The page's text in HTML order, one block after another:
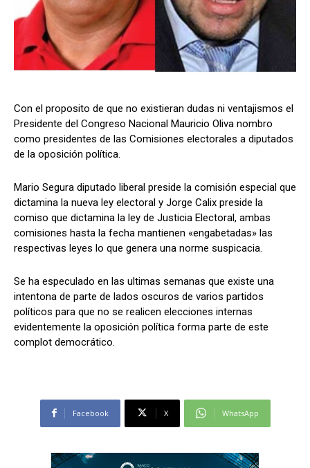
Comparta
Facebook X WhatsApp
Síganos
Comparta
Facebook X WhatsApp
Síganos
Con el proposito de que no existieran dudas ni ventajismos el
Presidente del Congreso Nacional Mauricio Oliva nombro
como presidentes de las Comisiones electorales a diputados
de la oposición política.
Mario Segura diputado liberal preside la comisión especial que
dictamina la nueva ley electoral y Jorge Calix preside la
comiso que dictamina la ley de Justicia Electoral, ambas
comisiones hasta la fecha mantienen «engabetadas» las
respectivas leyes lo que genera una norme suspicacia.
Se ha especulado en las ultimas semanas que existe una
intentona de parte de lados oscuros de varios partidos
políticos para que no se realicen elecciones internas
evidentemente la oposición política forma parte de este
complot democrático.
Facebook X WhatsApp